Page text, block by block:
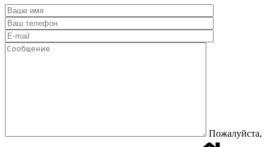
Пожалуйста,